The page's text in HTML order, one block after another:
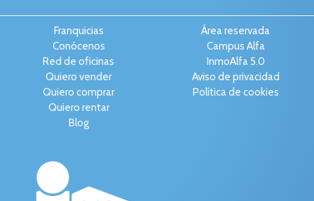
Franquicias
Conócenos
Red de oficinas
Quiero vender
Quiero comprar
Quiero rentar
Blog
Área reservada
Campus Alfa
InmoAlfa 5.0
Aviso de privacidad
Política de cookies